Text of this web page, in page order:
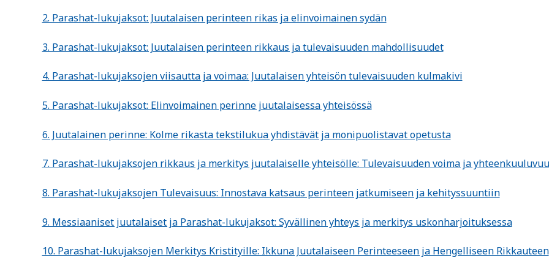
2. Parashat-lukujaksot: Juutalaisen perinteen rikas ja elinvoimainen sydän
3. Parashat-lukujaksot: Juutalaisen perinteen rikkaus ja tulevaisuuden mahdollisuudet
4. Parashat-lukujaksojen viisautta ja voimaa: Juutalaisen yhteisön tulevaisuuden kulmakivi
5. Parashat-lukujaksot: Elinvoimainen perinne juutalaisessa yhteisössä
6. Juutalainen perinne: Kolme rikasta tekstilukua yhdistävät ja monipuolistavat opetusta
7. Parashat-lukujaksojen rikkaus ja merkitys juutalaiselle yhteisölle: Tulevaisuuden voima ja
8. Parashat-lukujaksojen Tulevaisuus: Innostava katsaus perinteen jatkumiseen ja kehityssuuntiin
9. Messiaaniset juutalaiset ja Parashat-lukujaksot: Syvällinen yhteys ja merkitys uskonharjoituksessa
10. Parashat-lukujaksojen Merkitys Kristityille: Ikkuna Juutalaiseen Perinteeseen ja Hengelliseen Rikkauteen